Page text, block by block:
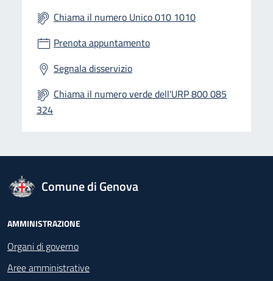
Chiama il numero Unico 010 1010
Prenota appuntamento
Segnala disservizio
Chiama il numero verde dell'URP 800 085
324
logo Unione Europea
Comune di Genova
Footer - Navigazione
AMMINISTRAZIONE
Organi di governo
Aree amministrative